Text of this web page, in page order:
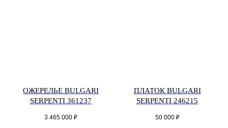
ОЖЕРЕЛЬЕ BULGARI
SERPENTI 361237
3 465 000 ₽
ПЛАТОК BULGARI
SERPENTI 246215
50 000 ₽